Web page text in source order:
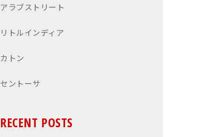
アラブストリート
リトルインディア
カトン
セントーサ
RECENT POSTS